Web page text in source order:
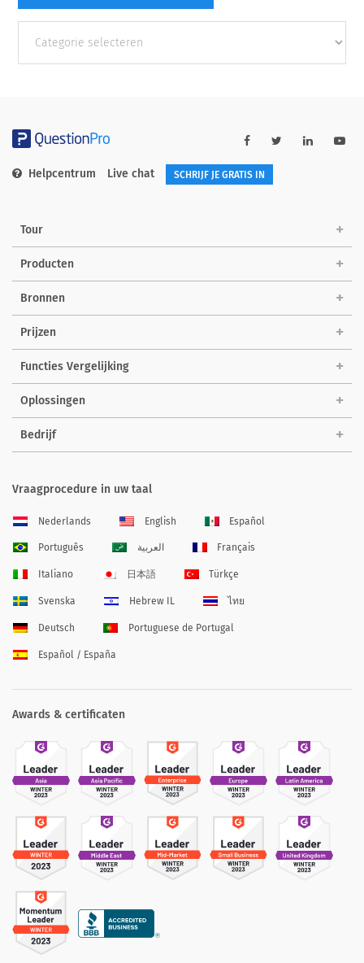
categorieën
Helpcentrum Live chat SCHRIJF JE GRATIS IN
Tour
Producten
Bronnen
Prijzen
Functies Vergelijking
Oplossingen
Bedrijf
Vraagprocedure in uw taal
Nederlands English Español
Português العربية Français
Italiano 日本語 Türkçe
Svenska Hebrew IL ไทย
Deutsch Portuguese de Portugal
Español / España
Awards & certificaten